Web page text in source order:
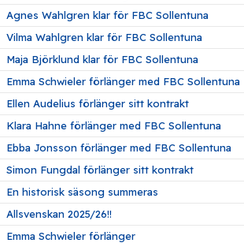
Agnes Wahlgren klar för FBC Sollentuna
Vilma Wahlgren klar för FBC Sollentuna
Maja Björklund klar för FBC Sollentuna
Emma Schwieler förlänger med FBC Sollentuna
Ellen Audelius förlänger sitt kontrakt
Klara Hahne förlänger med FBC Sollentuna
Ebba Jonsson förlänger med FBC Sollentuna
Simon Fungdal förlänger sitt kontrakt
En historisk säsong summeras
Allsvenskan 2025/26!!
Emma Schwieler förlänger